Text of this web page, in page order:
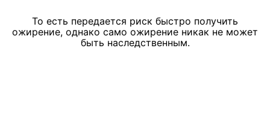
То есть передается риск быстро получить
ожирение, однако само ожирение никак не может
быть наследственным.